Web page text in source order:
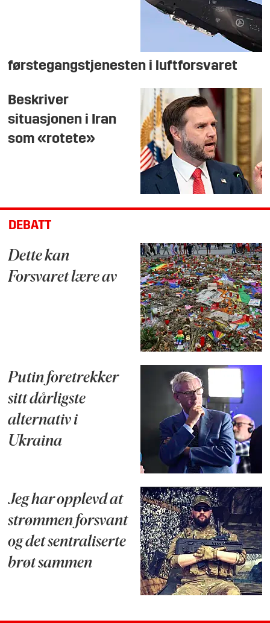
førstegangstjenesten i luftforsvaret
Beskriver
situasjonen i Iran
som «rotete»
DEBATT
Dette kan
Forsvaret lære av
Putin foretrekker
sitt dårligste
alternativ i
Ukraina
Jeg har opplevd at
strømmen forsvant
og det sentraliserte
brøt sammen